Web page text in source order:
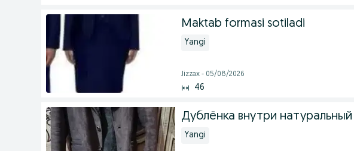
Maktab formasi sotiladi
Yangi
Jizzax - 05/08/2026
46
Дублёнка внутри
Yangi